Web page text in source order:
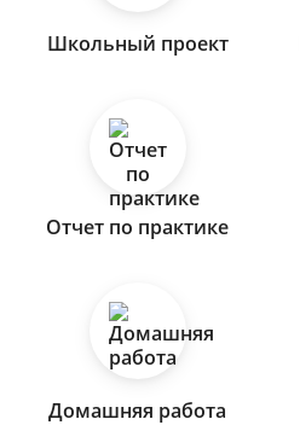
Школьный проект
Отчет по практике
Домашняя работа